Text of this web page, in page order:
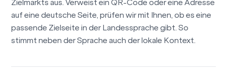
Zielmarkts aus. Verweist ein QR-Code oder eine Adresse
auf eine deutsche Seite, prüfen wir mit Ihnen, ob es eine
passende Zielseite in der Landessprache gibt. So
stimmt neben der Sprache auch der lokale Kontext.